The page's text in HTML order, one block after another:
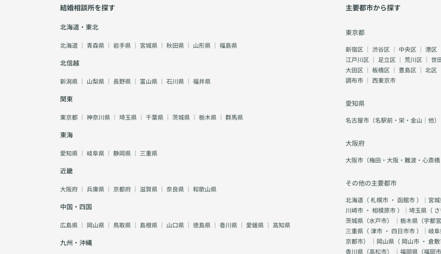
結婚相談所を探す
北海道・東北
北海道 ｜ 青森県 ｜ 岩手県 ｜ 宮城県 ｜ 秋田県 ｜ 山形県 ｜ 福島県
北信越
新潟県 ｜ 山梨県 ｜ 長野県 ｜ 富山県 ｜ 石川県 ｜ 福井県
関東
東京都 ｜ 神奈川県 ｜ 埼玉県 ｜ 千葉県 ｜ 茨城県 ｜ 栃木県 ｜ 群馬県
東海
愛知県 ｜ 岐阜県 ｜ 静岡県 ｜ 三重県
近畿
大阪府 ｜ 兵庫県 ｜ 京都府 ｜ 滋賀県 ｜ 奈良県 ｜ 和歌山県
中国・四国
広島県 ｜ 岡山県 ｜ 鳥取県 ｜ 島根県 ｜ 山口県 ｜ 徳島県 ｜ 香川県 ｜ 愛媛県 ｜ 高知県
九州・沖縄
主要都市から探す
東京都
新宿区 ｜ 渋谷区 ｜ 中央区 ｜ 港区
江戸川区 ｜ 足立区 ｜ 荒川区 ｜ 世
大田区 ｜ 板橋区 ｜ 豊島区 ｜ 北区
調布市 ｜ 西東京市
愛知県
名古屋市（名駅前・栄・金山｜他）
大阪府
大阪市（梅田・大阪・難波・心斎
その他の主要都市
北海道（札幌市 ・ 函館市）｜宮
川崎市 ・ 相模原市）｜埼玉県（
茨城県（水戸市） ｜栃木県（宇都
三重県（津市 ・ 四日市市）｜岐
京都市） ｜岡山県（ 岡山市 ・ 倉
香川県（高松市） ｜福岡県（福岡